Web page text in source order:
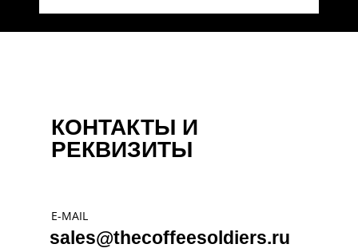
КОНТАКТЫ И
РЕКВИЗИТЫ
E-MAIL
sales@thecoffeesoldiers.ru